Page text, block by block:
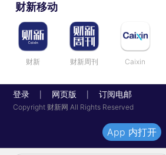
财新移动
财新 财新周刊 Caixin
登录 网页版 订阅电邮
Copyright 财新网 All Rights Reserved
App 内打开